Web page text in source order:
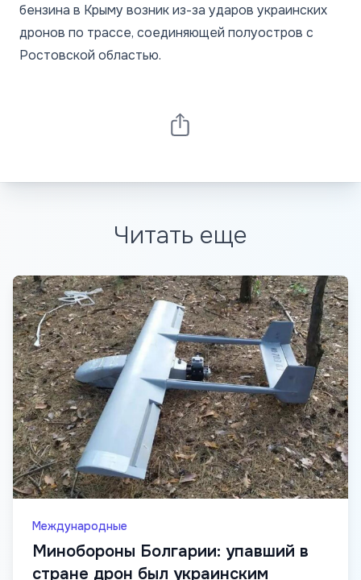
бензина в Крыму возник из-за ударов украинских
дронов по трассе, соединяющей полуостров с
Ростовской областью.
Читать еще
Международные
Минобороны Болгарии: упавший в
стране дрон был украинским